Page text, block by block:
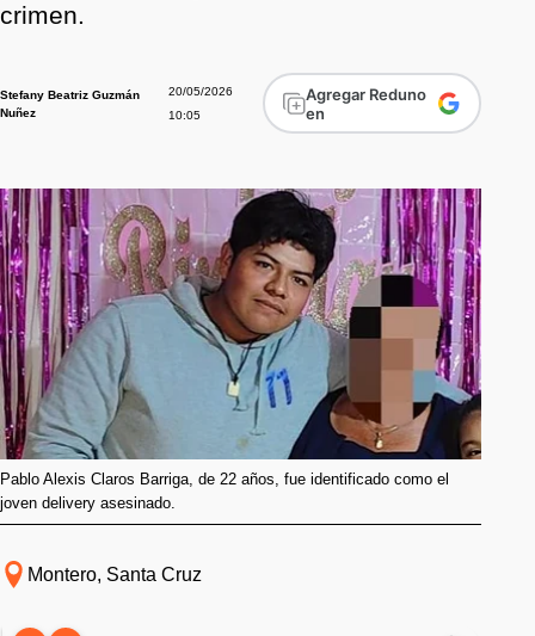
crimen.
Stefany Beatriz Guzmán
Nuñez
20/05/2026
10:05
Agregar Reduno
en
Pablo Alexis Claros Barriga, de 22 años, fue identificado como el
joven delivery asesinado.
Montero, Santa Cruz